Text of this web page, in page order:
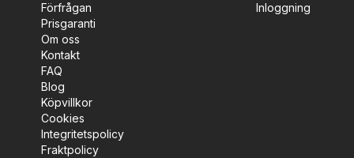
Förfrågan
Prisgaranti
Om oss
Kontakt
FAQ
Blog
Köpvillkor
Cookies
Integritetspolicy
Fraktpolicy
Inloggning